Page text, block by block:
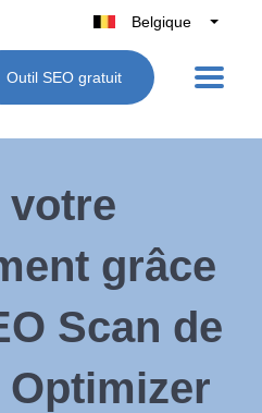
Belgique
België
Nederland
Italie
Outil SEO gratuit
votre
grâce
Scan de
Optimizer